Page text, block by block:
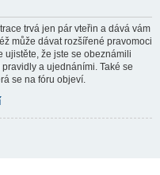
trvá jen pár vteřin a dává vám
může dávat rozšířené pravomoci
ujistěte, že jste se obeznámili
a ujednáními. Také se
se na fóru objeví.